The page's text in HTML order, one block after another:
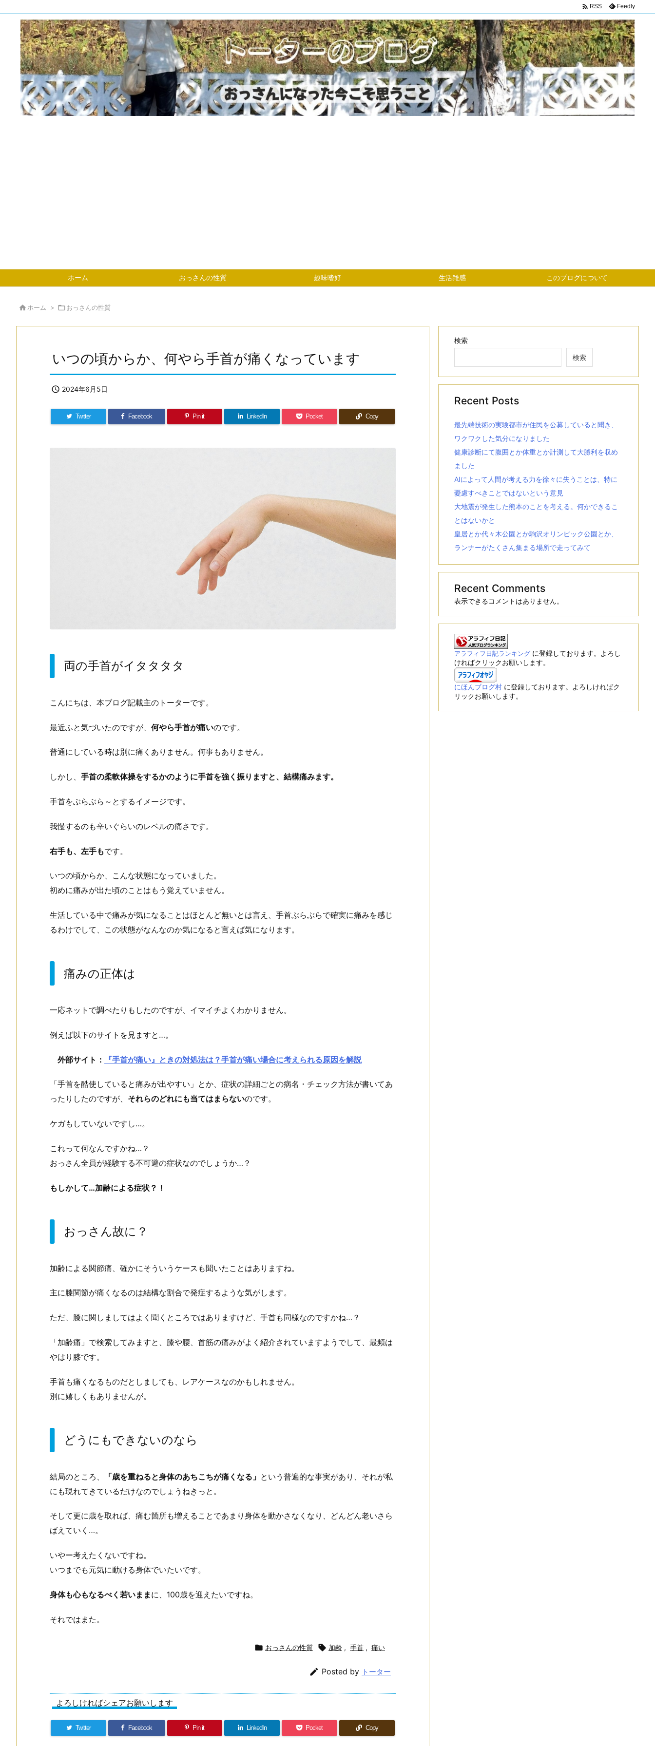
ホーム おっさんの性質 趣味嗜好 生活雑感 このブログについて
 RSS Feedly
ホーム > おっさんの性質
いつの頃からか、何やら手首が痛くなっています
 2024年6月5日
Twitter Facebook Pin it LinkedIn Pocket Copy
両の手首がイタタタタ
こんにちは、本ブログ記載主のトーターです。
最近ふと気づいたのですが、 何やら手首が痛いのです。
普通にしている時は別に痛くありません。何事もありません。
しかし、 手首の柔軟体操をするかのように手首を強く振りますと、結構痛みます。
手首をぶらぶら～とするイメージです。
我慢するのも辛いぐらいのレベルの痛さです。
右手も、左手もです。
いつの頃からか、こんな状態になっていました。
初めに痛みが出た頃のことはもう覚えていません。
生活している中で痛みが気になることはほとんど無いとは言え、手首ぶらぶらで確実に痛みを感じ
るわけでして、この状態がなんなのか気になると言えば気になります。
痛みの正体は
一応ネットで調べたりもしたのですが、イマイチよくわかりません。
例えば以下のサイトを見ますと…。
外部サイト： 『手首が痛い』ときの対処法は？手首が痛い場合に考えられる原因を解説
「手首を酷使していると痛みが出やすい」とか、症状の詳細ごとの病名・チェック方法が書いてあ
ったりしたのですが、 それらのどれにも当てはまらないのです。
ケガもしていないですし…。
これって何なんですかね…？
おっさん全員が経験する不可避の症状なのでしょうか…？
もしかして…加齢による症状？！
おっさん故に？
加齢による関節痛、確かにそういうケースも聞いたことはありますね。
主に膝関節が痛くなるのは結構な割合で発症するような気がします。
ただ、膝に関しましてはよく聞くところではありますけど、手首も同様なのですかね…？
「加齢痛」で検索してみますと、膝や腰、首筋の痛みがよく紹介されていますようでして、最頻は
やはり膝です。
手首も痛くなるものだとしましても、レアケースなのかもしれません。
別に嬉しくもありませんが。
どうにもできないのなら
結局のところ、 「歳を重ねると身体のあちこちが痛くなる」 という普遍的な事実があり、それが私
にも現れてきているだけなのでしょうねきっと。
そして更に歳を取れば、痛む箇所も増えることであまり身体を動かさなくなり、どんどん老いさら
ばえていく…。
いやー考えたくないですね。
いつまでも元気に動ける身体でいたいです。
身体も心もなるべく若いまま に、100歳を迎えたいですね。
それではまた。
 おっさんの性質  加齢 , 手首 , 痛い
 Posted by トーター
よろしければシェアお願いします
Twitter Facebook Pin it LinkedIn Pocket Copy
検索
検索
Recent Posts
最先端技術の実験都市が住民を公募していると聞き、
ワクワクした気分になりました
健康診断にて腹囲とか体重とか計測して大勝利を収め
ました
AIによって人間が考える力を徐々に失うことは、特に
憂慮すべきことではないという意見
大地震が発生した熊本のことを考える。何かできるこ
とはないかと
皇居とか代々木公園とか駒沢オリンピック公園とか、
ランナーがたくさん集まる場所で走ってみて
Recent Comments
表示できるコメントはありません。
アラフィフ日記ランキング に登録しております。よろし
ければクリックお願いします。
にほんブログ村 に登録しております。よろしければク
リックお願いします。